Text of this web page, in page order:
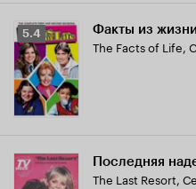
Рейтинг
Кинопоиска
5.4
5.4 Факты из жизни
The Facts of Life,
Последняя
The Last Resort,